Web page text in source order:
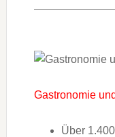
Gastronomie
Über